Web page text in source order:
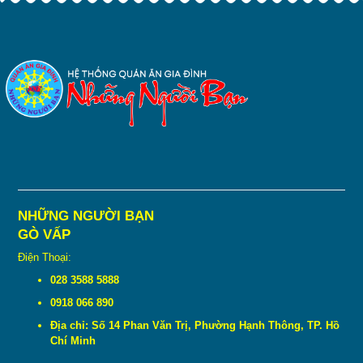
NHỮNG NGƯỜI BẠN
GÒ VẤP
Điện Thoại:
028 3588 5888
0918 066 890
Địa chỉ: Số 14 Phan Văn Trị, Phường Hạnh Thông, TP. Hồ
Chí Minh